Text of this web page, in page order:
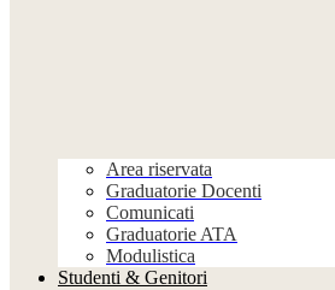
Area riservata
Graduatorie Docenti
Comunicati
Graduatorie ATA
Modulistica
Studenti & Genitori